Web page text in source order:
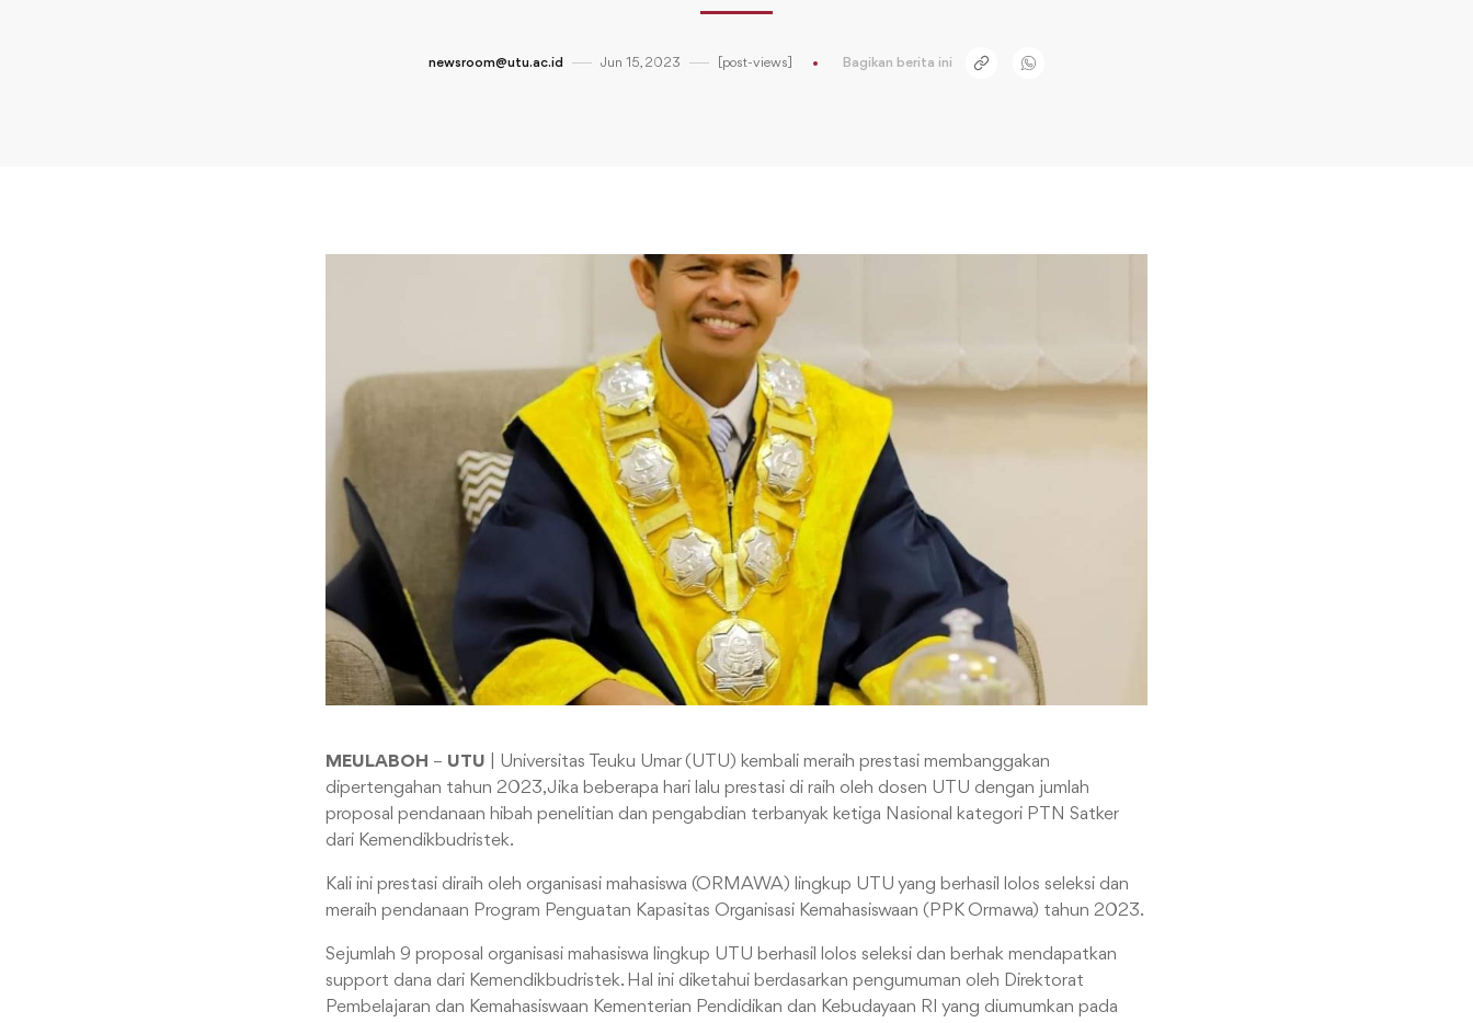
newsroom@utu.ac.id Jun 15, 2023 [post-views] Bagikan berita ini
MEULABOH – UTU | Universitas Teuku Umar (UTU) kembali meraih prestasi membanggakan
dipertengahan tahun 2023, Jika beberapa hari lalu prestasi di raih oleh dosen UTU dengan jumlah
proposal pendanaan hibah penelitian dan pengabdian terbanyak ketiga Nasional kategori PTN Satker
dari Kemendikbudristek.
Kali ini prestasi diraih oleh organisasi mahasiswa (ORMAWA) lingkup UTU yang berhasil lolos seleksi dan
meraih pendanaan Program Penguatan Kapasitas Organisasi Kemahasiswaan (PPK Ormawa) tahun 2023.
Sejumlah 9 proposal organisasi mahasiswa lingkup UTU berhasil lolos seleksi dan berhak mendapatkan
support dana dari Kemendikbudristek. Hal ini diketahui berdasarkan pengumuman oleh Direktorat
Pembelajaran dan Kemahasiswaan Kementerian Pendidikan dan Kebudayaan RI yang diumumkan pada